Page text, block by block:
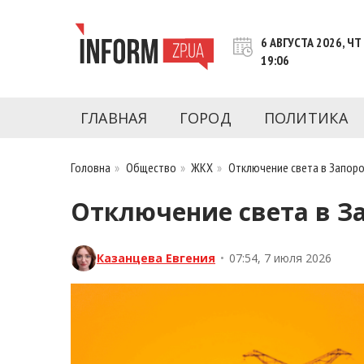
INFORM.ZP.UA – это информационный
последние новости Запорожья и
6 АВГУСТА 2026, ЧТ
19:06
ГЛАВНАЯ ГОРОД ПОЛИТИКА
Головна » Общество »ЖКХ » Отключение света в
Отключение света в
Казанцева Евгения • 07:54, 7 июля 2026